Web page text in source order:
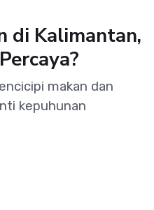
di Kalimantan,
makan dan
kepuhunan